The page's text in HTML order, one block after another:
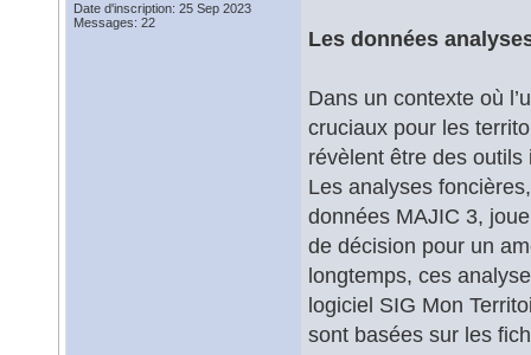
Date d'inscription: 25 Sep 2023
Messages: 22
Les données
Dans un contexte où
cruciaux pour les
révèlent être des
Les analyses
données MAJIC 3,
de décision pour un
longtemps, ces
logiciel SIG Mon
sont basées sur les